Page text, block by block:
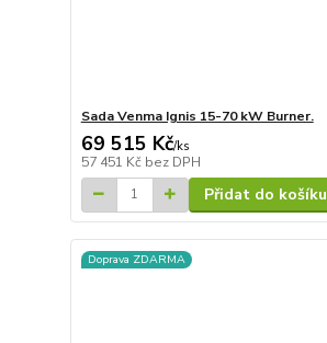
Sada Venma Ignis 15-70 kW Burner.
69 515 Kč/ks
57 451 Kč bez DPH
Přidat do košíku
Doprava ZDARMA